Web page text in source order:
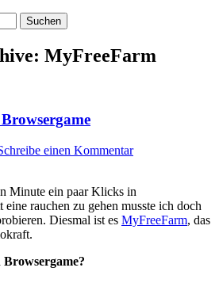
MyFreeFarm
einen Kommentar
Minute ein paar Klicks in
eine rauchen zu gehen musste ich doch
Diesmal ist es MyFreeFarm, das
Browsergame?